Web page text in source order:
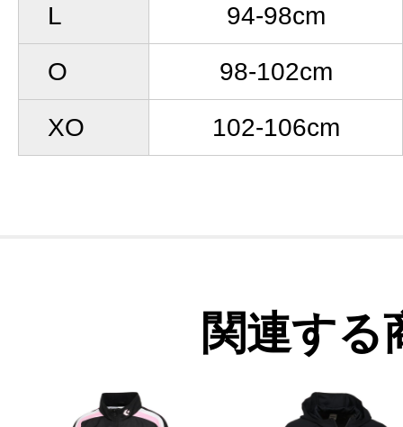
L
94-98cm
O
98-102cm
XO
102-106cm
関連する